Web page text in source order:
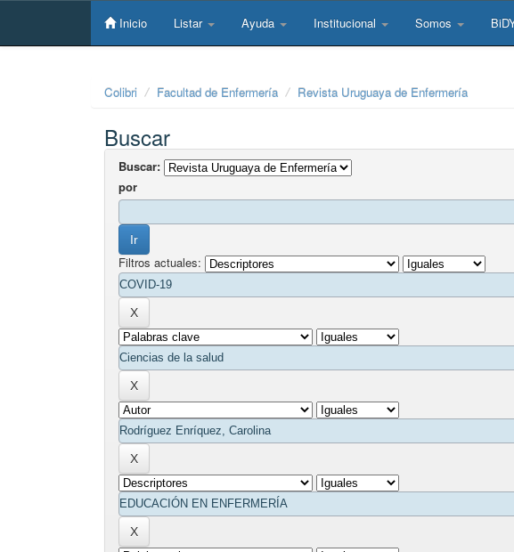
Skip
Inicio Listar Ayuda Institucional Somos
Colibri Facultad de Enfermería Revista Uruguaya de Enfermería
Buscar
Buscar:
por
Filtros actuales: